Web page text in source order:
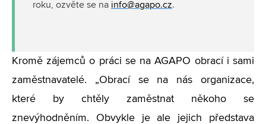
roku, ozvěte se na info@agapo.cz.
Kromě zájemců o práci se na AGAPO obrací i sami
zaměstnavatelé. „Obrací se na nás organizace,
které by chtěly zaměstnat někoho se
znevýhodněním. Obvykle je ale jejich představa